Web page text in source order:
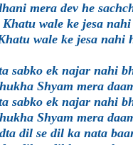
mera dev he
wale ke jesa
wale ke jesa nahi
sabko ek najar nahi
Shyam mera
sabko ek najar nahi
Shyam mera
dil se dil ka nata